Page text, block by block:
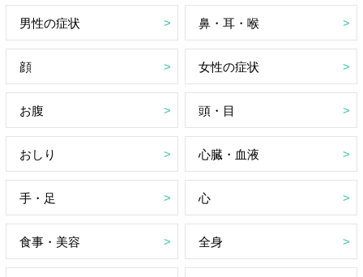
男性の症状 鼻・耳・喉
顔 女性の症状
お腹 頭・目
おしり 心臓・血液
手・足 心
食事・美容 全身